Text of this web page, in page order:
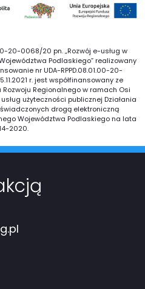
20-0068/20 pn. „Rozwój e-usług w
Podlaskiego” realizowany
nr UDA-RPPD.08.01.00-20-
r. jest współfinansowany ze
Regionalnego w ramach Osi
użyteczności publicznej Działania
świadczonych drogą elektroniczną
Województwa Podlaskiego na lata
2020.